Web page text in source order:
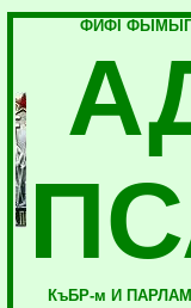
ФИФI
КъБР-м И